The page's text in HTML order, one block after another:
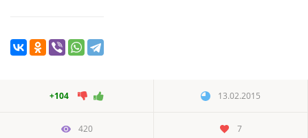
+104 13.02.2015
420 7